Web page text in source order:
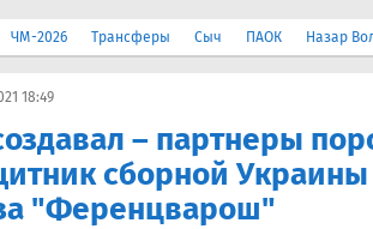
ЧМ-2026 Трансферы Сыч ПАОК Назар
18:49
– партнеры
сборной
"Ференцварош"